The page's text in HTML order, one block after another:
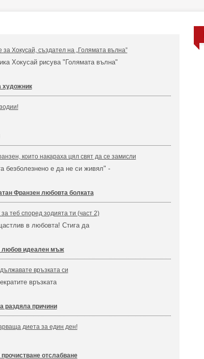
Хокусай, създател на „Голямата вълна”
Хокусай рисува "Голямата вълна"
художник
които накараха цял свят да се замисли
безболезнено е да не си живял" -
Франзен любовта болката
теб според зодията ти (част 2)
в любовта! Стига да
любов идеален мъж
връзката си
връзката
раздяла причини
диета за един ден!
прочистване отслабване